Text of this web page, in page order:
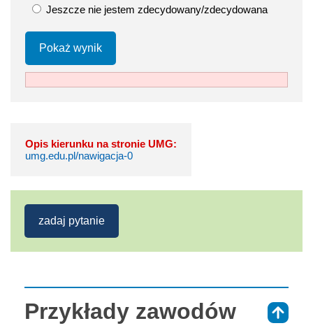
Jeszcze nie jestem zdecydowany/zdecydowana
Pokaż wynik
Opis kierunku na stronie UMG:
umg.edu.pl/nawigacja-0
zadaj pytanie
Przykłady zawodów